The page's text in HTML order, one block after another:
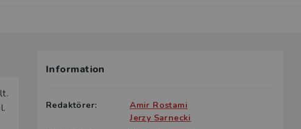
Information
Redaktörer:
Amir Rostami
Jerzy Sarnecki